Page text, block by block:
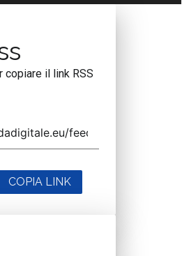
copiare il link RSS
COPIA LINK